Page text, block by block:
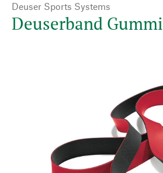
Deuser Sports Systems
Deuserband Gummi